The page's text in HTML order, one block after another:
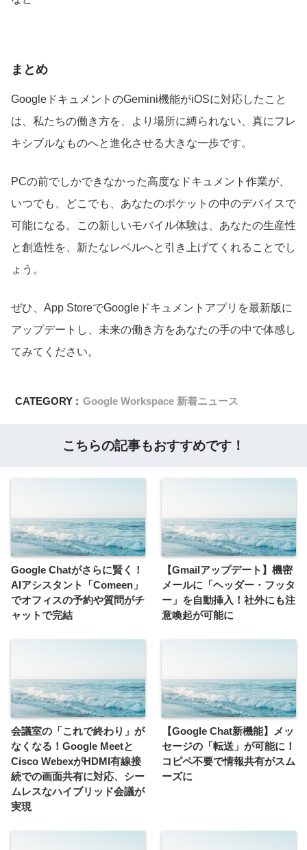
まとめ
GoogleドキュメントのGemini機能がiOSに対応したこと
は、私たちの働き方を、より場所に縛られない、真にフレ
キシブルなものへと進化させる大きな一歩です。
PCの前でしかできなかった高度なドキュメント作業が、
いつでも、どこでも、あなたのポケットの中のデバイスで
可能になる。この新しいモバイル体験は、あなたの生産性
と創造性を、新たなレベルへと引き上げてくれることでし
ょう。
ぜひ、App StoreでGoogleドキュメントアプリを最新版に
アップデートし、未来の働き方をあなたの手の中で体感し
てみてください。
CATEGORY : Google Workspace 新着ニュース
こちらの記事もおすすめです！
Google Chatがさらに賢く！
AIアシスタント「Comeen」
でオフィスの予約や質問がチ
ャットで完結
【Gmailアップデート】機密
メールに「ヘッダー・フッタ
ー」を自動挿入！社外にも注
意喚起が可能に
会議室の「これで終わり」が
なくなる！Google Meetと
Cisco WebexがHDMI有線接
続での画面共有に対応、シー
ムレスなハイブリッド会議が
実現
【Google Chat新機能】メッ
セージの「転送」が可能に！
コピペ不要で情報共有がスム
ーズに